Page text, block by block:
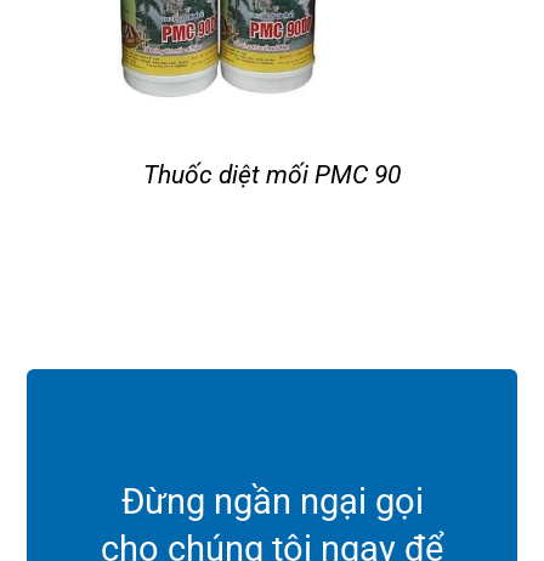
Thuốc diệt mối PMC 90
Đừng ngần ngại gọi
cho chúng tôi ngay để